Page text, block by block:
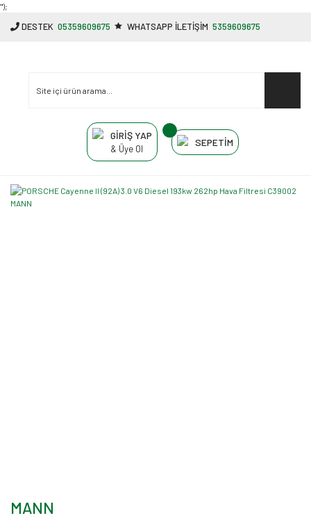
"');
DESTEK 05359609675 WHATSAPP İLETİŞİM 5359609675
GİRİŞ YAP
& Üye Ol
SEPETİM
MANN